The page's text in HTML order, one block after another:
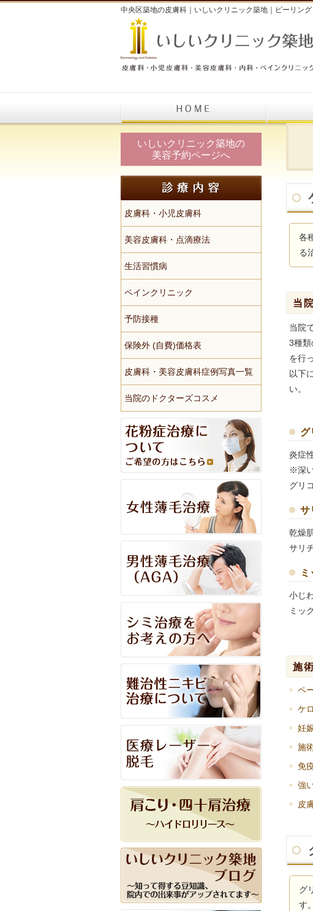
中央区築地の皮膚科｜いしいクリニック築地｜ピーリ
各
る
当
当院
3種類
を行
以下
い。
グ
炎症
※深
グリ
サ
乾燥
サリ
小じ
ミッ
施
ペ
ケ
妊
施
免
強
皮
グ
す
いしいクリニック築地の
美容予約ページへ
皮膚科・小児皮膚科
美容皮膚科・点滴療法
生活習慣病
ペインクリニック
予防接種
保険外 (自費)価格表
皮膚科・美容皮膚科症例写真一覧
当院のドクターズコスメ